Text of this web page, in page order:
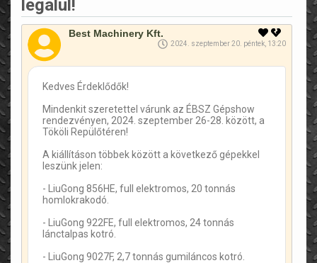
legalul!
Best Machinery Kft.
2024. szeptember 20. péntek, 13:20
Kedves Érdeklődők!
Mindenkit szeretettel várunk az ÉBSZ Gépshow
rendezvényen, 2024. szeptember 26-28. között, a
Tököli Repülőtéren!
A kiállításon többek között a következő gépekkel
leszünk jelen:
- LiuGong 856HE, full elektromos, 20 tonnás
homlokrakodó.
- LiuGong 922FE, full elektromos, 24 tonnás
lánctalpas kotró.
- LiuGong 9027F, 2,7 tonnás gumiláncos kotró.